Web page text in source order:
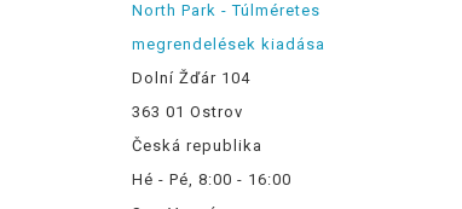
North Park - Túlméretes
megrendelések kiadása
Dolní Žďár 104
363 01 Ostrov
Česká republika
Hé - Pé, 8:00 - 16:00